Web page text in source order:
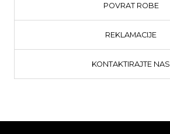
POVRAT ROBE
REKLAMACIJE
KONTAKTIRAJTE NAS